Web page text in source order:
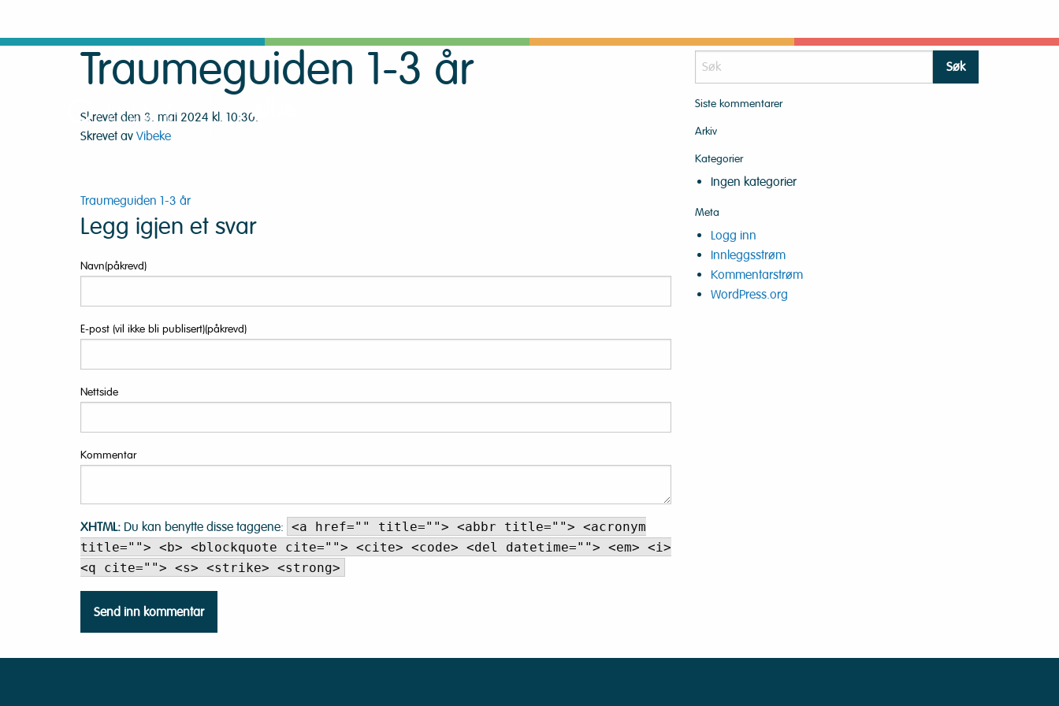
Traumeguiden 1-3 år
Skrevet den 3. mai 2024 kl. 10:30.
Skrevet av Vibeke
Innleggsnavigasjon
Traumeguiden 1-3 år
Legg igjen et svar
Navn(påkrevd)
E-post (vil ikke bli publisert)(påkrevd)
Nettside
Kommentar
XHTML: Du kan benytte disse taggene: <a href="" title=""> <abbr title=""> <acronym
title=""> <b> <blockquote cite=""> <cite> <code> <del datetime=""> <em> <i>
<q cite=""> <s> <strike> <strong>
Siste kommentarer
Arkiv
Kategorier
Ingen kategorier
Meta
Logg inn
Innleggsstrøm
Kommentarstrøm
WordPress.org